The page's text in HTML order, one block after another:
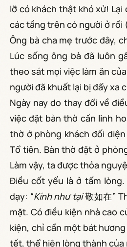
lỡ có khách thật khó xử!
các tầng trên có người ở rồi
Ông bà cha mẹ trước đây,
Lúc sống ông bà đã luôn
theo sát mọi việc làm ăn
người đã khuất lại bị đẩy xa
Ngày nay do thay đổi về
việc đặt bàn thờ cần linh
thờ ở phòng khách đối
Tổ tiên. Bàn thờ đặt ở
Làm vậy, ta được thỏa
Điều cốt yếu là ở tấm
dạy: “Kính như tại敬如在”
mặt. Có điều kiện nhà cao
kiện, chỉ cần một bát
tết, thể hiện lòng thành của